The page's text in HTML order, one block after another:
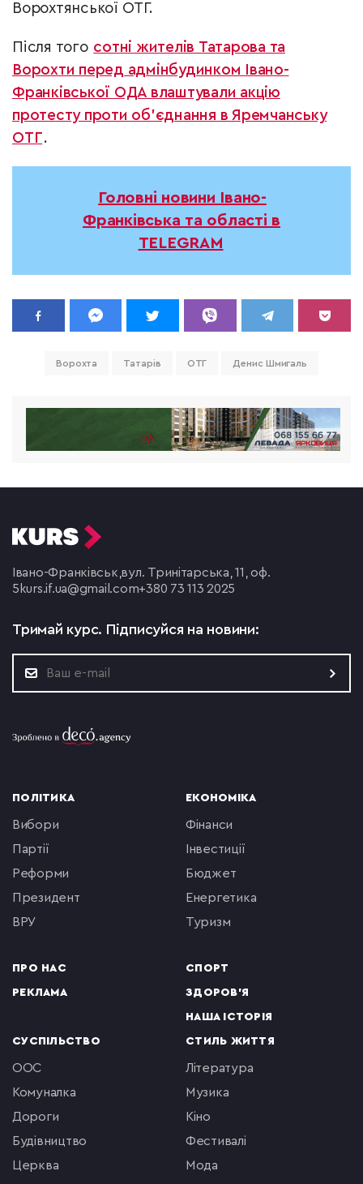
Ворохтянської ОТГ.
Після того сотні жителів Татарова та
Ворохти перед адмінбудинком Івано-
Франківської ОДА влаштували акцію
протесту проти об’єднання в Яремчанську
ОТГ.
Головні новини Івано-
Франківська та області в
TELEGRAM
Ворохта Татарів ОТГ Денис Шмигаль
Івано-Франківськ,вул. Тринітарська, 11, оф.
5 kurs.if.ua@gmail.com+380 73 113 2025
Тримай курс. Підписуйся на новини:
ПОЛІТИКА
вибори
партії
реформи
президент
ВРУ
ПРО НАС
РЕКЛАМА
ЕКОНОМІКА
фінанси
інвестиції
бюджет
енергетика
туризм
СПОРТ
ЗДОРОВ'Я
НАША ІСТОРІЯ
СУСПІЛЬСТВО
ООС
комуналка
Дороги
будівництво
церква
СТИЛЬ ЖИТТЯ
література
музика
кіно
фестивалі
мода